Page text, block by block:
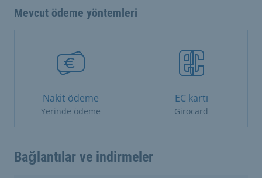
Mevcut ödeme yöntemleri
Nakit ödeme
Yerinde ödeme
EC kartı
Girocard
Bağlantılar ve indirmeler